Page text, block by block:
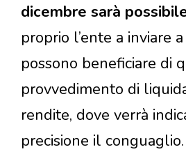
dicembre sarà
proprio l’ente a inviare
possono beneficiare di
provvedimento di
rendite, dove verrà
precisione il conguaglio.